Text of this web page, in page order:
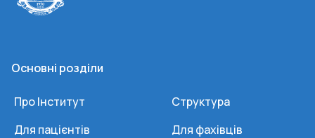
Основні розділи
Про Інститут
Структура
Для пацієнтів
Для фахівців